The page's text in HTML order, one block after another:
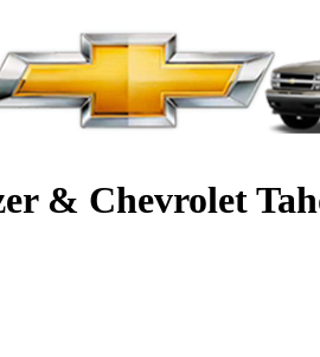
& Chevrolet